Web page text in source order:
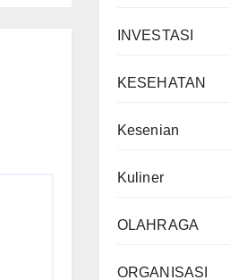
INVESTASI
KESEHATAN
Kesenian
Kuliner
OLAHRAGA
ORGANISASI